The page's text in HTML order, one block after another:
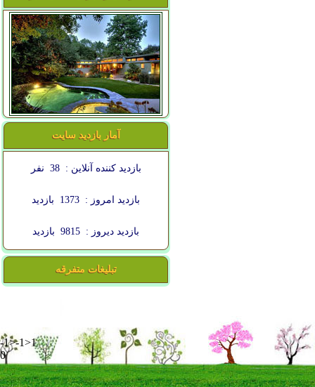
آمار بازدید سایت
بازدید کننده آنلاین : 38 نفر
بازدید امروز : 1373 بازدید
بازدید دیروز : 9815 بازدید
تبلیغات متفرقه
-1>-1>1
0